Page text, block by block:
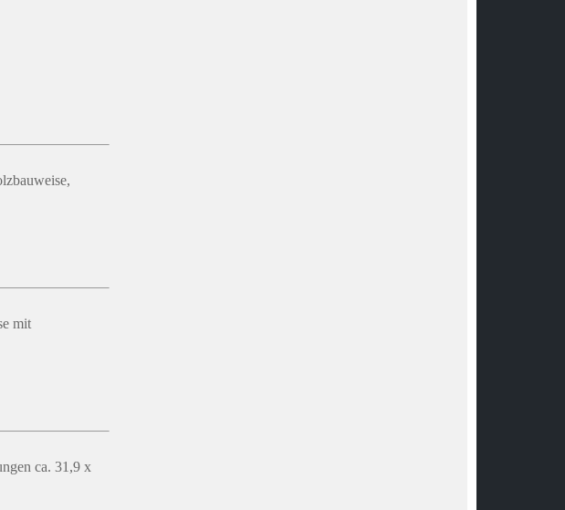
mit
ca. 31,9 x